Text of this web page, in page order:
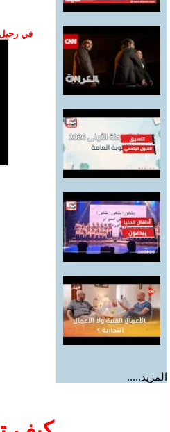
المزيد.....
في رحيل